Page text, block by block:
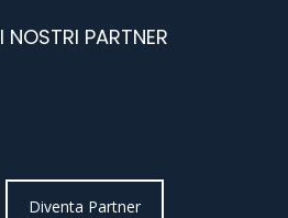
I NOSTRI PARTNER
Diventa Partner